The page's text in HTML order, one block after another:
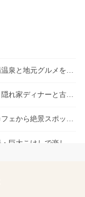
秋田県鹿角市「道の駅おおゆ」で大湯温泉と地元グルメを堪能するデートコース
祇園四条で風情ある飲み歩きデート！隠れ家ディナーと古都の夜景を楽しむ｜京都
おおい町デート完全ガイド！古民家カフェから絶景スポットまで巡る1日コース